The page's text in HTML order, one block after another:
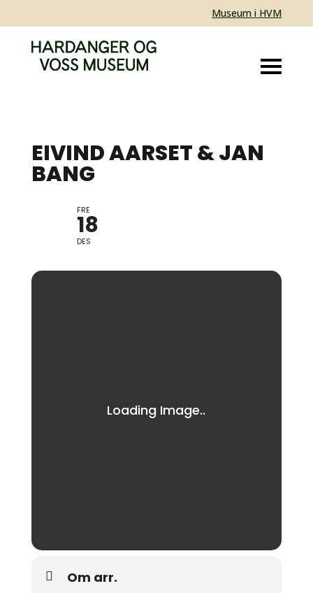
Museum i HVM
EIVIND AARSET & JAN
BANG
FRE
18
DES
Om arr.